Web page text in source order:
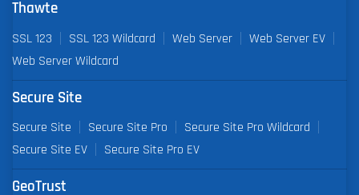
Thawte
SSL 123 SSL 123 Wildcard Web Server
Web Server EV
Web Server Wildcard
Secure Site
Secure Site Secure Site Pro
Secure Site Pro Wildcard
Secure Site EV
Secure Site Pro EV
GeoTrust